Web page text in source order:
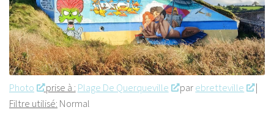
Photo prise à : Plage De Querqueville parebretteville
|
Filtre utilisé: Normal